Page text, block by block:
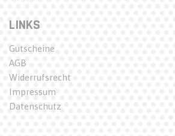
LINKS
Gutscheine
AGB
Widerrufsrecht
Impressum
Datenschutz